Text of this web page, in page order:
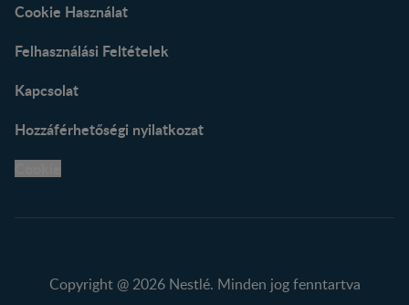
Cookie Használat
Felhasználási Feltételek
Kapcsolat
Hozzáférhetőségi nyilatkozat
Copyright @ 2026 Nestlé. Minden jog fenntartva